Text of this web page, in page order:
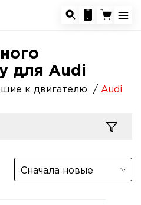
для Audi
к двигателю Audi
Сначала новые